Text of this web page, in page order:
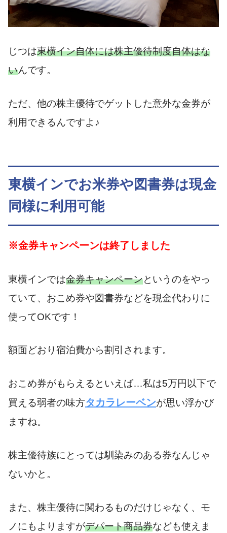
じつは東横イン自体には株主優待制度自体はな
いんです。
ただ、他の株主優待でゲットした意外な金券が
利用できるんですよ♪
東横インでお米券や図書券は現金
同様に利用可能
※金券キャンペーンは終了しました
東横インでは金券キャンペーンというのをやっ
ていて、おこめ券や図書券などを現金代わりに
使ってOKです！
額面どおり宿泊費から割引されます。
おこめ券がもらえるといえば…私は5万円以下で
買える弱者の味方タカラレーベンが思い浮かび
ますね。
株主優待族にとっては馴染みのある券なんじゃ
ないかと。
また、株主優待に関わるものだけじゃなく、モ
ノにもよりますがデパート商品券なども使えま